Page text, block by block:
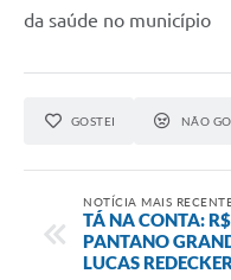
da saúde no município
GOSTEI NÃO
NOTÍCIA MAIS
TÁ NA CONTA:
PANTANO
LUCAS REDECKER